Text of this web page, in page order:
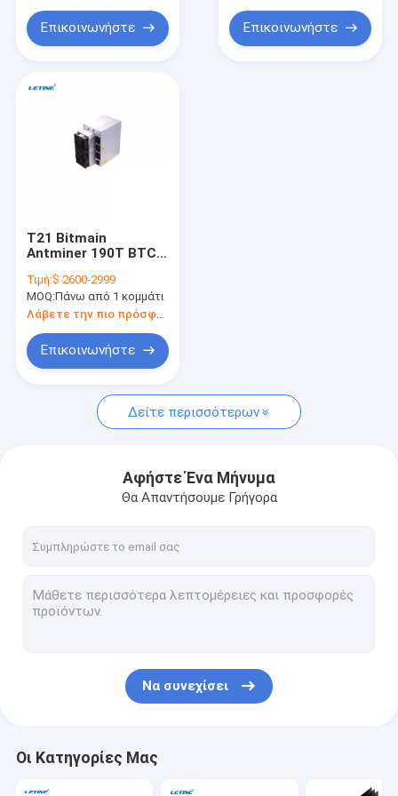
Εγκατάσταση γεώτρησης μεταλλείας Chia
Ανθρακωρύχος Ebit Ebang
Ανθρακωρύχος StrongU
Μέρη ανθρακωρύχων Asic
Επικοινωνήστε Επικοινωνήστε
T21 Bitmain
Antminer 190T BTC
3610W Μηχανή
εξόρυξης Bitcoin
Τιμή:$ 2600-2999
MOQ:Πάνω από 1 κομμάτι
Λάβετε την πιο πρόσφατη τιμή
Επικοινωνήστε
Δείτε περισσότερων
Αφήστε Ένα Μήνυμα
Θα Απαντήσουμε Γρήγορα
Να συνεχίσει
Οι Κατηγορίες Μας